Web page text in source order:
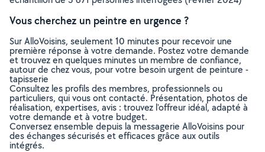
Vous cherchez un peintre en urgence ?
Sur AlloVoisins, seulement 10 minutes pour recevoir une
première réponse à votre demande. Postez votre demande
et trouvez en quelques minutes un membre de confiance,
autour de chez vous, pour votre besoin urgent de peinture -
tapisserie
Consultez les profils des membres, professionnels ou
particuliers, qui vous ont contacté. Présentation, photos de
réalisation, expertises, avis : trouvez l'offreur idéal, adapté à
votre demande et à votre budget.
Conversez ensemble depuis la messagerie AlloVoisins pour
des échanges sécurisés et efficaces grâce aux outils
intégrés.